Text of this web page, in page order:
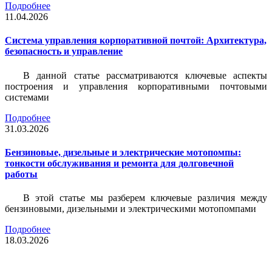
Подробнее
11.04.2026
Система управления корпоративной почтой: Архитектура,
безопасность и управление
В данной статье рассматриваются ключевые аспекты
построения и управления корпоративными почтовыми
системами
Подробнее
31.03.2026
Бензиновые, дизельные и электрические мотопомпы:
тонкости обслуживания и ремонта для долговечной
работы
В этой статье мы разберем ключевые различия между
бензиновыми, дизельными и электрическими мотопомпами
Подробнее
18.03.2026